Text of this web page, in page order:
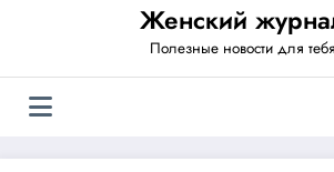
Женский
Полезные новости для тебя